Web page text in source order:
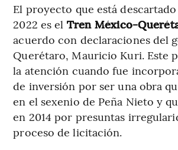
El proyecto que está
2022 es el Tren México-
acuerdo con declaraciones del
Querétaro, Mauricio Kuri. Este
la atención cuando fue
de inversión por ser una obra
en el sexenio de Peña Nieto y
en 2014 por presuntas
proceso de licitación.